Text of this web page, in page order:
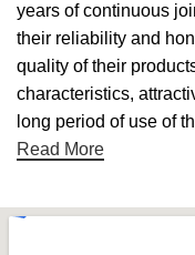
years of continuous
their reliability and
quality of their
characteristics,
long period of use of
Read More